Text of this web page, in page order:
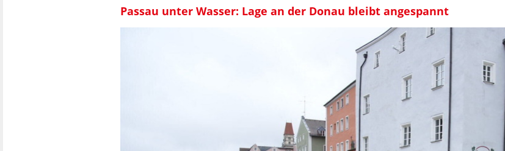
Passau unter Wasser: Lage an der Donau bleibt angespannt